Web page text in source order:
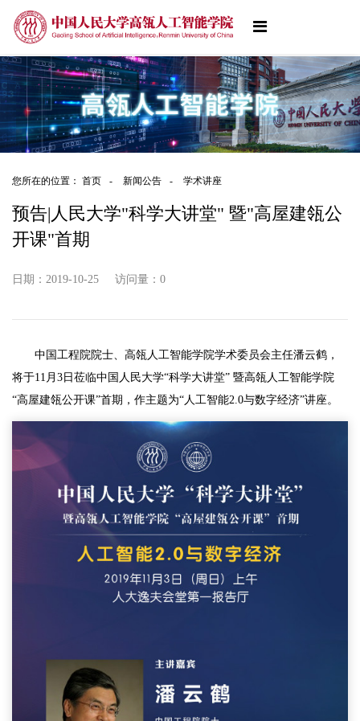
您所在的位置： 首页 - 新闻公告 - 学术讲座
预告|人民大学"科学大讲堂" 暨"高屋建瓴公
开课"首期
日期：2019-10-25 访问量： 0
中国工程院院士、高瓴人工智能学院学术委员会主任潘云鹤，
将于11月3日莅临中国人民大学“科学大讲堂” 暨高瓴人工智能学院
“高屋建瓴公开课”首期，作主题为“人工智能2.0与数字经济”讲座。